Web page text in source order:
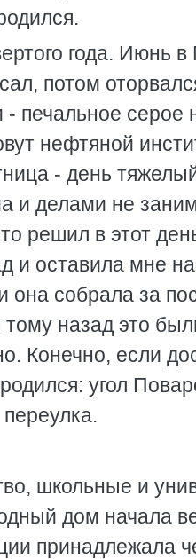
года. Июнь
потом
печальное серое
нефтяной
- день
и делами не
решил в этот
и оставила мне
она собрала за
назад это
Конечно, если
угол
школьные и
дом начала
принадлежала